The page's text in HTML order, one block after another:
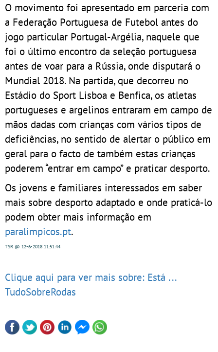
O movimento foi apresentado em parceria com
a Federação Portuguesa de Futebol antes do
jogo particular Portugal-Argélia, naquele que
foi o último encontro da seleção portuguesa
antes de voar para a Rússia, onde disputará o
Mundial 2018. Na partida, que decorreu no
Estádio do Sport Lisboa e Benfica, os atletas
portugueses e argelinos entraram em campo de
mãos dadas com crianças com vários tipos de
deficiências, no sentido de alertar o público em
geral para o facto de também estas crianças
poderem “entrar em campo” e praticar desporto.
Os jovens e familiares interessados em saber
mais sobre desporto adaptado e onde praticá-lo
podem obter mais informação em
paralimpicos.pt.
TSR @ 12-6-2018 11:51:44
Clique aqui para ver mais sobre: Está ...
TudoSobreRodas